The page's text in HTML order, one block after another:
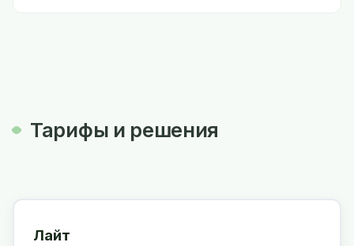
Тарифы и решения
Лайт